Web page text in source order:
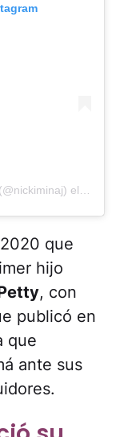
el
que
hijo
, con
publicó en
que
ante sus